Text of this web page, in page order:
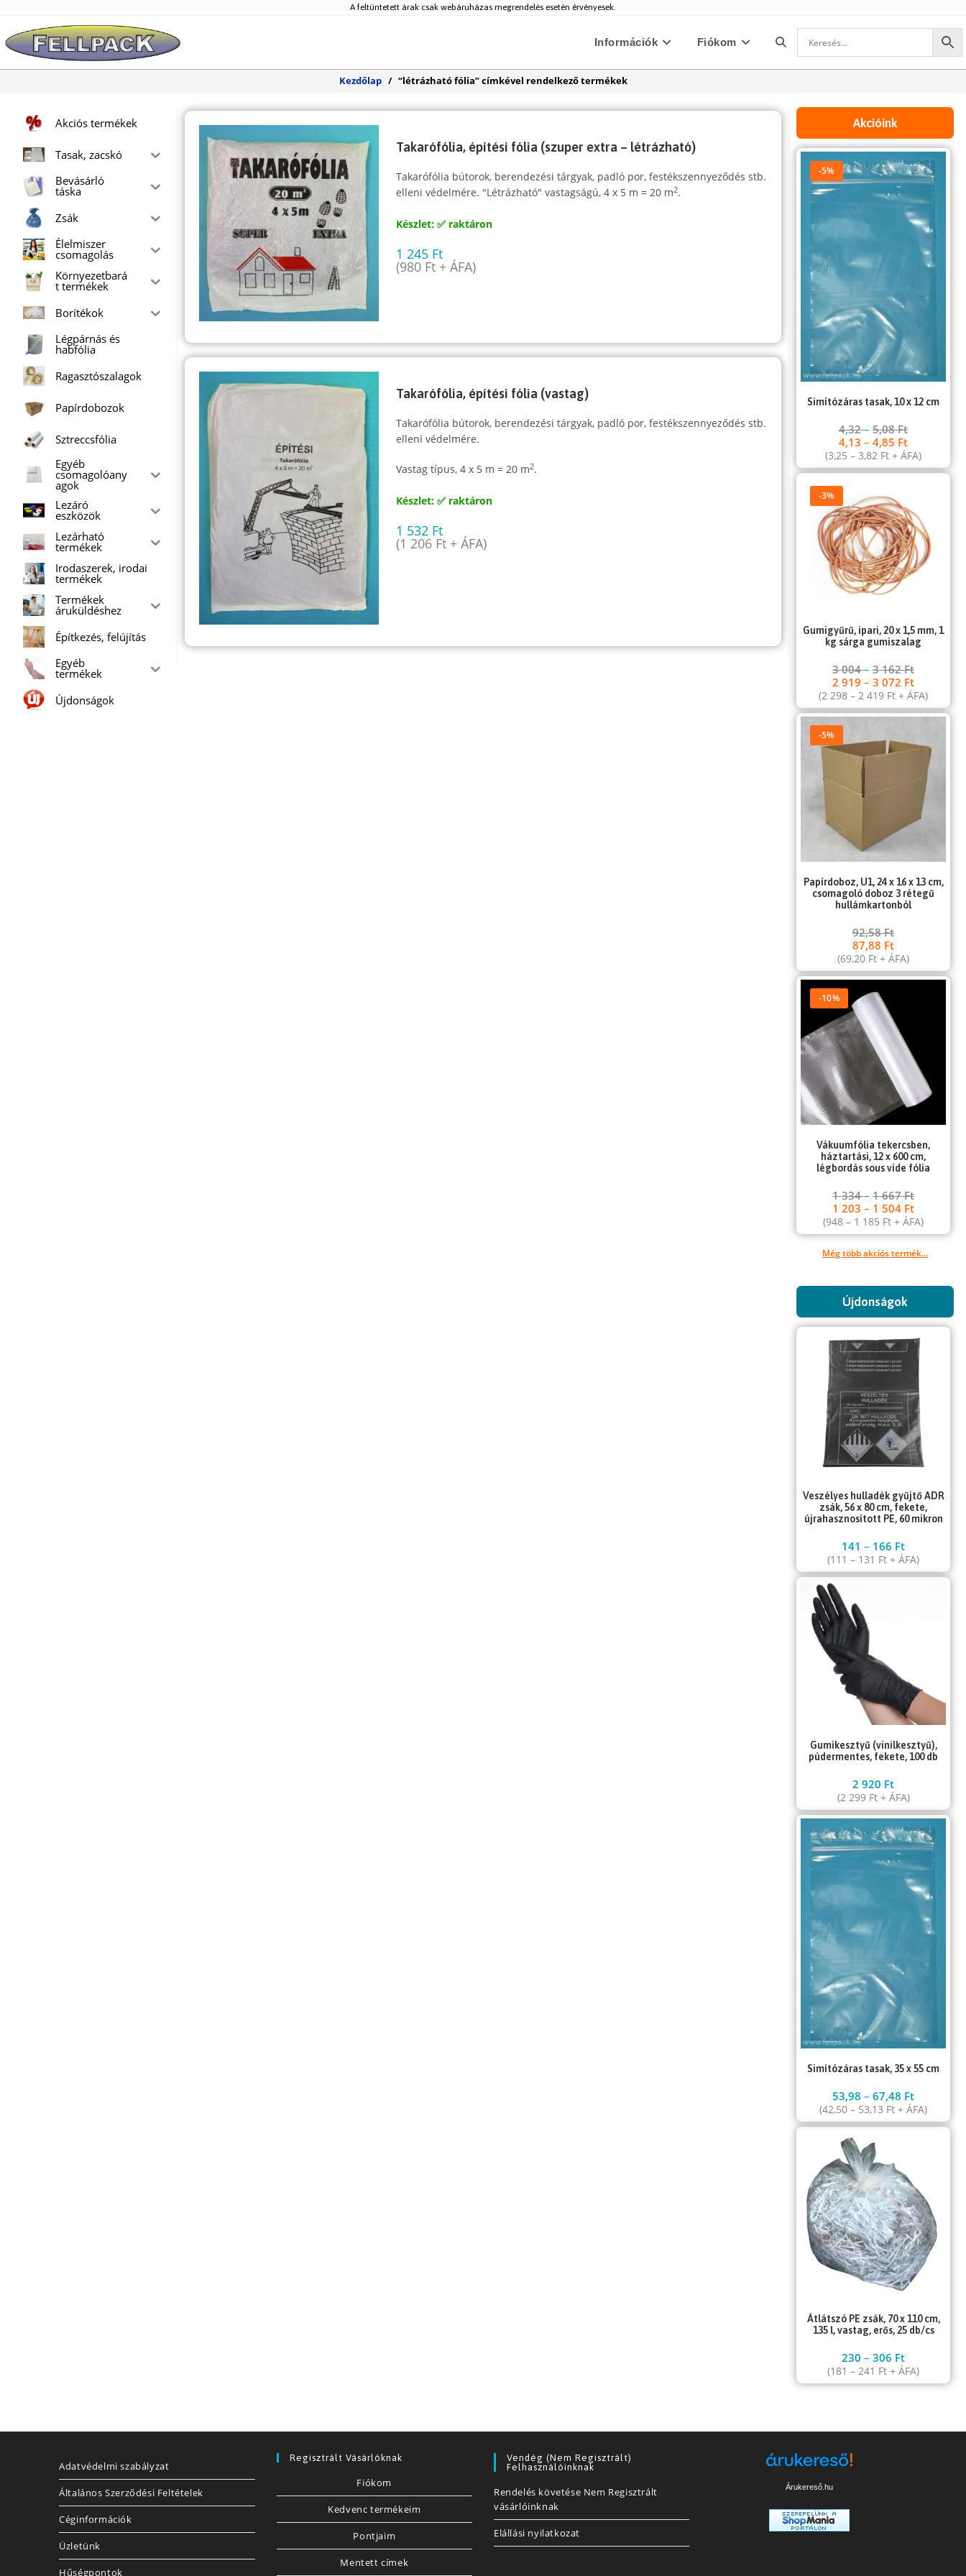
content
A feltüntetett árak csak webáruházas megrendelés esetén érvényesek.
Információk Fiókom Toggle
search
Kezdőlap / “létrázható fólia” címkével rendelkező termékek
Takarófólia, építési fólia (szuper extra – létrázható)
Takarófólia bútorok, berendezési tárgyak, padló por, festékszennyeződés stb.
elleni védelmére. "Létrázható" vastagságú, 4 x 5 m = 20 m2.
Készlet: ✅ raktáron
1 245 Ft
(980 Ft + ÁFA)
Takarófólia, építési fólia (vastag)
Takarófólia bútorok, berendezési tárgyak, padló por, festékszennyeződés stb.
elleni védelmére.
Vastag típus, 4 x 5 m = 20 m2.
Készlet: ✅ raktáron
1 532 Ft
(1 206 Ft + ÁFA)
Akciós termékek
Tasak, zacskó
Bevásárló
táska
Zsák
Élelmiszer
csomagolás
Környezetbará
t termékek
Borítékok
Légpárnás és
habfólia
Ragasztószalagok
Papírdobozok
Sztreccsfólia
Egyéb
csomagolóany
agok
Lezáró
eszközök
Lezárható
termékek
Irodaszerek, irodai
termékek
Termékek
áruküldéshez
Építkezés, felújítás
Egyéb
termékek
Újdonságok
Akcióink
-5%
Simítózáras tasak, 10 x 12 cm
4,32–5,08Ft
4,13–4,85 Ft
(3,25–3,82 Ft + ÁFA)
-3%
Gumigyűrű, ipari, 20 x 1,5 mm, 1
kg sárga gumiszalag
3 004–3 162Ft
2 919–3 072 Ft
(2 298– 2 419 Ft + ÁFA)
-5%
Papírdoboz, U1, 24 x 16 x 13 cm,
csomagoló doboz 3 rétegű
hullámkartonból
92,58Ft
87,88 Ft
(69,20 Ft + ÁFA)
-10%
Vákuumfólia tekercsben,
háztartási, 12 x 600 cm,
légbordás sous vide fólia
1 334–1 667Ft
1 203– 1 504 Ft
(948– 1 185 Ft + ÁFA)
Még több akciós termék...
Újdonságok
Veszélyes hulladék gyűjtő ADR
zsák, 56 x 80 cm, fekete,
újrahasznosított PE, 60 mikron
141– 166 Ft
(111– 131 Ft + ÁFA)
Gumikesztyű (vinilkesztyű),
púdermentes, fekete, 100 db
2 920 Ft
(2 299 Ft+ ÁFA)
Simítózáras tasak, 35 x 55 cm
53,98–67,48 Ft
(42,50– 53,13 Ft + ÁFA)
Átlátszó PE zsák, 70 x 110 cm,
135 l, vastag, erős, 25 db/cs
230–306 Ft
(181–241 Ft + ÁFA)
Adatvédelmi szabályzat
Általános Szerződési Feltételek
Céginformációk
Üzletünk
Hűségpontok
Regisztrált Vásárlóknak
Fiókom
Kedvenc termékeim
Pontjaim
Mentett címek
Vendég (nem Regisztrált)
Felhasználóinknak
Rendelés követése Nem Regisztrált
vásárlóinknak
Elállási nyilatkozat
Árukereső.hu